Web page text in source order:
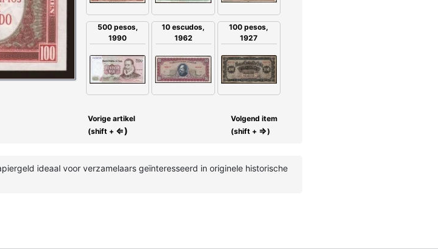
500 pesos,
1990
10 escudos,
1962
100 pesos,
1927
Vorige artikel
(shift + ⇐)
Volgend item
(shift + ⇒)
ideaal voor verzamelaars geïnteresseerd in originele historische